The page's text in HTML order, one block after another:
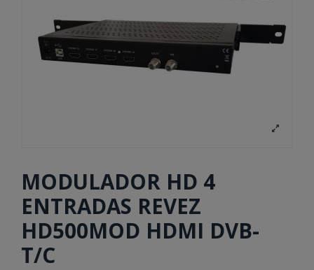
MODULADOR HD 4
ENTRADAS REVEZ
HD500MOD HDMI DVB-
T/C